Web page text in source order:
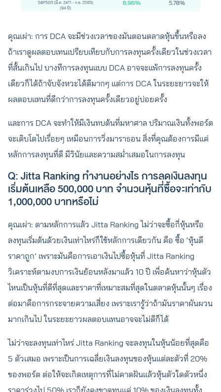
คุณเผ่า: การ DCA จะมีช่วงเวลาของมันตอนตลาดหุ้นขึ้นหรือลง
ถ้าเราดูผลตอบเทนเปรียบเทียบกับการลงทุนครั้งเดียวในช่วงเวลา
ที่สั้นเกินไป บางทีการลงทุนแบบ DCA อาจจะแพ้การลงทุนครั้ง
เดียวก็ได้ถ้าจับจังหวะได้ดีมากๆ แต่การ DCA ในระยะยาวจะให้
ผลตอบแทนที่ดีกว่าการลงทุนครั้งเดียวอยู่บ่อยครั้ง
และการ DCA จะทำให้มีเงินทบต้นที่มหาศาล ปริมาณเงินทั้งพอร์ต
จะเติบโตไปเรื่อยๆ เหมือนการวิ่งมาราธอน สิ่งที่คุณต้องการมีแค่
หลักการลงทุนที่ดี มีวินัยและความสม่ำเสมอในการลงทุน
Q: Jitta Ranking ทำงานอย่างไร การลดเงินลงทุน
เริ่มต้นเหลือ 500,000 บาท จำนวนหุ้นที่ซื้อจะเท่ากับ
1,000,000 บาทหรือไม่
คุณเผ่า: ตามหลักการแล้ว Jitta Ranking ไม่ว่าจะซื้อกี่หุ้นหรือ
ลงทุนเริ่มต้นด้วยเงินเท่าไหร่ก็ใช้หลักการเดียวกัน คือ ซื้อ ‘หุ้นดี
ราคาถูก’ เพราะมันคือการเอาเงินไปซื้อหุ้นที่ Jitta Ranking
วิเคราะห์ตามงบการเงินย้อนหลังมาแล้ว 10 ปี เพื่อค้นหาว่าหุ้นตัว
ไหนเป็นหุ้นที่ดีที่สุดและราคาที่เหมาะสมที่สุดในตลาดหุ้นนั้นๆ เรื่อง
ต่อมาคือการกระจายความเสี่ยง เพราะเรารู้ว่าถ้ามันราคาผันผวน
มากเกินไป ในระยะยาวผลตอบแทนอาจจะไม่ดีก็ได้
ไม่ว่าจะลงทุนเท่าไหร่ Jitta Ranking จะลงทุนในหุ้นน้อยที่สุดคือ
5 ตัวเสมอ เพราะเป็นการเฉลี่ยเงินลงทุนของหุ้นแต่ละตัวที่ 20%
ของพอร์ต ต่อให้จะเกิดเหตุการที่ไม่คาดฝันแล้วหุ้นตัวใดตัวหนึ่ง
ราคาร่วงไป 50% เราก็ยังคงขาดทุนแค่ 10% ของเงินลงทุนทั้ง